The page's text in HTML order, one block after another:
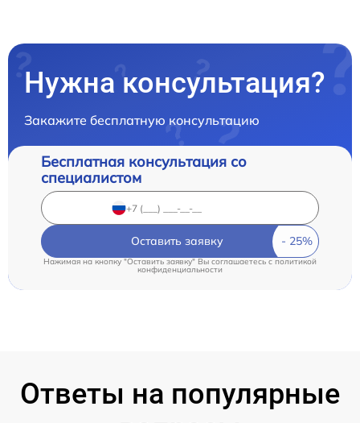
Нужна консультация?
Закажите бесплатную консультацию
Бесплатная консультация со
специалистом
Оставить заявку
Нажимая на кнопку "Оставить заявку" Вы соглашаетесь cполитикой
конфиденциальности
Ответы на популярные